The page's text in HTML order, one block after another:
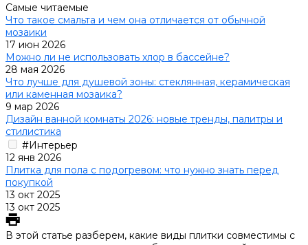
Самые читаемые
Что такое смальта и чем она отличается от обычной
мозаики
17 июн 2026
Можно ли не использовать хлор в бассейне?
28 мая 2026
Что лучше для душевой зоны: стеклянная, керамическая
или каменная мозаика?
9 мар 2026
Дизайн ванной комнаты 2026: новые тренды, палитры и
стилистика
#Интерьер
12 янв 2026
Плитка для пола с подогревом: что нужно знать перед
покупкой
13 окт 2025
13 окт 2025
В этой статье разберем, какие виды плитки совместимы с